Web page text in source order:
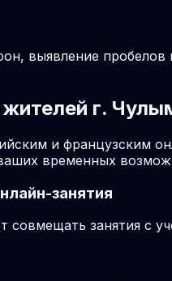
выявление
г.
и
временных
занятия
занятия с